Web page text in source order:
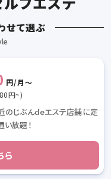
せて選ぶ
円/月〜
円~)
のじぶんdeエステ店舗に定
い放題！
ら